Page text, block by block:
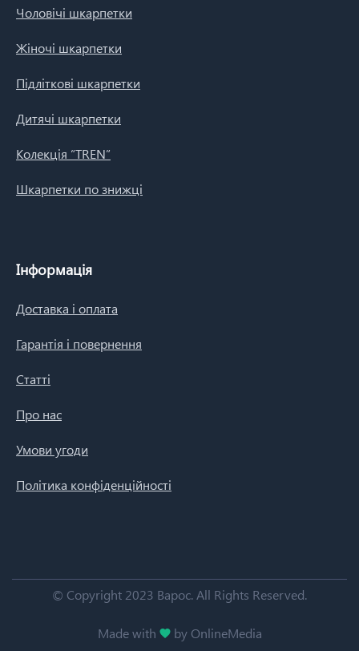
Чоловічі шкарпетки
Жіночі шкарпетки
Підліткові шкарпетки
Дитячі шкарпетки
Колекція “TREN”
Шкарпетки по знижці
Інформація
Доставка і оплата
Гарантія і повернення
Статті
Про нас
Умови угоди
Політика конфіденційності
© Copyright 2023 Варос. All Rights Reserved.
Made with by OnlineMedia